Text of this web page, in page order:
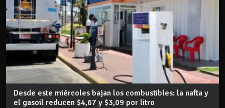
Desde este miércoles bajan los combustibles: la nafta y
el gasoil reducen $4,67 y $3,09 por litro